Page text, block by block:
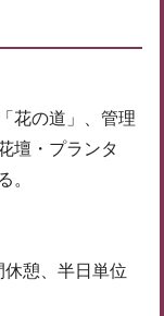
花の道」、管理
壇・プランタ
。
憩、半日単位